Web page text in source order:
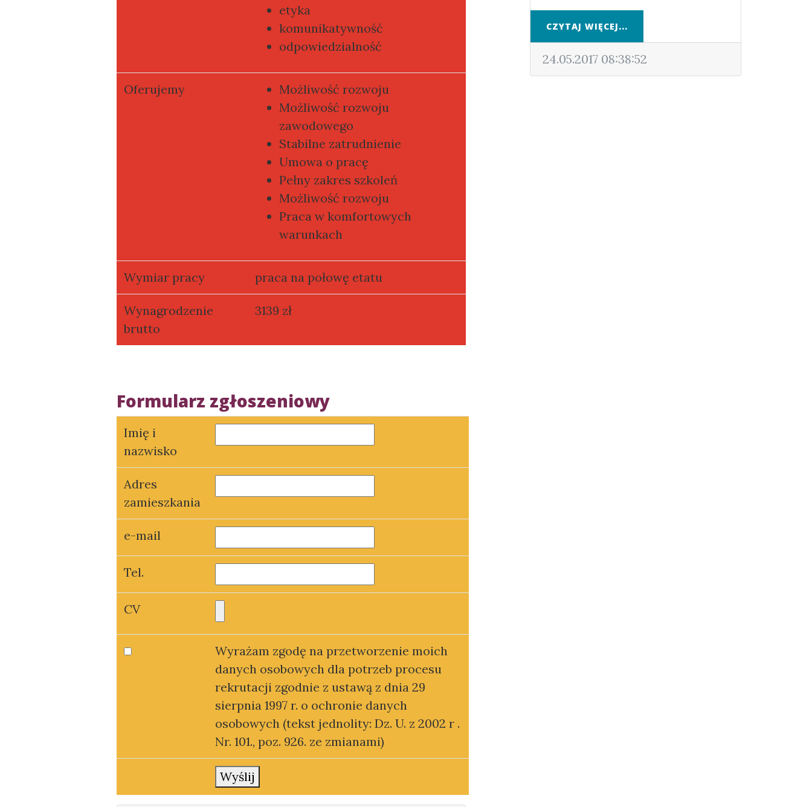
etyka
komunikatywność
odpowiedzialność
Oferujemy
Możliwość rozwoju
Możliwość rozwoju
zawodowego
Stabilne zatrudnienie
Umowa o pracę
Pełny zakres szkoleń
Możliwość rozwoju
Praca w komfortowych
warunkach
Wymiar pracy praca na połowę etatu
Wynagrodzenie
brutto
3139 zł
Formularz zgłoszeniowy
Imię i
nazwisko
Adres
zamieszkania
e-mail
Tel.
CV
Wyrażam zgodę na przetworzenie moich
danych osobowych dla potrzeb procesu
rekrutacji zgodnie z ustawą z dnia 29
sierpnia 1997 r. o ochronie danych
osobowych (tekst jednolity: Dz. U. z 2002 r .
Nr. 101., poz. 926. ze zmianami)
Wyślij
CZYTAJ WIĘCEJ...
24.05.2017 08:38:52